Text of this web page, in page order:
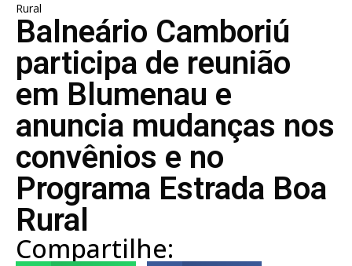
Rural
Balneário Camboriú
participa de reunião
em Blumenau e
anuncia mudanças nos
convênios e no
Programa Estrada Boa
Rural
Compartilhe: